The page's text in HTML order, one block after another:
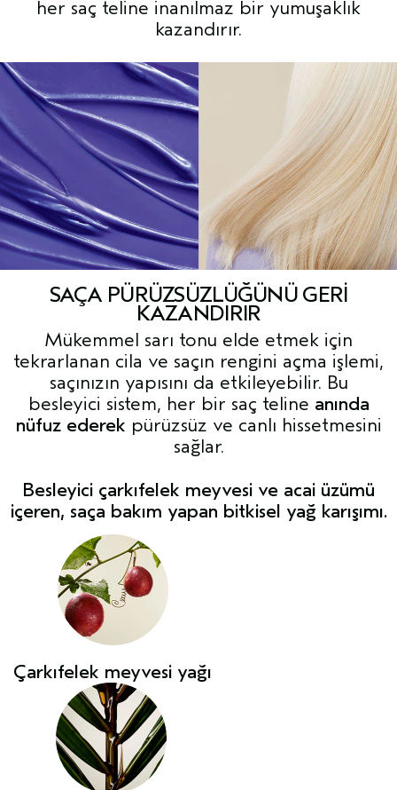
her saç teline inanılmaz bir yumuşaklık
kazandırır.
SAÇA PÜRÜZSÜZLÜĞÜNÜ GERI
KAZANDIRIR
Mükemmel sarı tonu elde etmek için
tekrarlanan cila ve saçın rengini açma işlemi,
saçınızın yapısını da etkileyebilir. Bu
besleyici sistem, her bir saç teline anında
nüfuz ederek pürüzsüz ve canlı hissetmesini
sağlar.
Besleyici çarkıfelek meyvesi ve acai üzümü
içeren, saça bakım yapan bitkisel yağ karışımı.
Çarkıfelek meyvesi yağı